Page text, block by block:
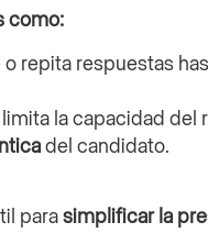
como:
repita respuestas
la capacidad del
del candidato.
para simplificar la